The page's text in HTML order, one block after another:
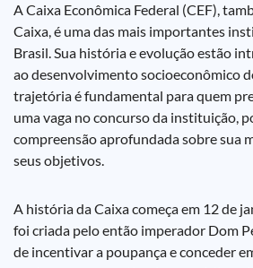
A Caixa Econômica Federal (CEF),
Caixa, é uma das mais importantes
Brasil. Sua história e evolução estão
ao desenvolvimento socioeconômico
trajetória é fundamental para quem
uma vaga no concurso da instituição,
compreensão aprofundada sobre sua
seus objetivos.
A história da Caixa começa em 12 de
foi criada pelo então imperador Dom
de incentivar a poupança e conceder